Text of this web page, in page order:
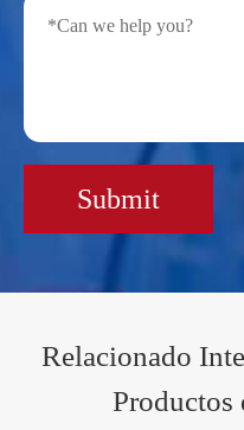
Submit
Relacionado